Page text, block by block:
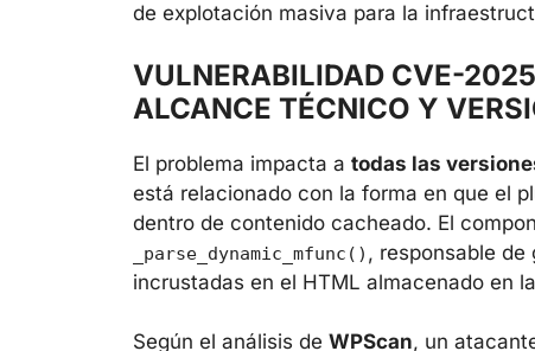
de explotación masiva para la
VULNERABILIDAD CVE-
ALCANCE TÉCNICO Y
El problema impacta a todas las
está relacionado con la forma en que el
dentro de contenido cacheado. El
_parse_dynamic_mfunc() , responsable de
incrustadas en el HTML almacenado en
Según el análisis de WPScan, un